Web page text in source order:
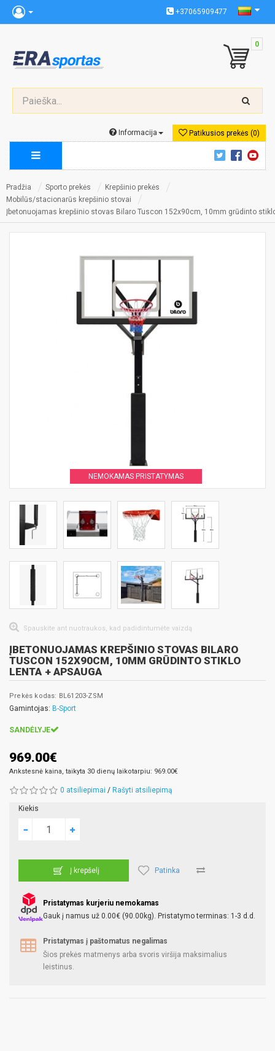
+37065909477
0
Patikusios prekės (0)
Informacija
Pradžia Sporto prekės
Krepšinio prekės
Mobilūs/stacionarūs krepšinio stovai
Įbetonuojamas krepšinio stovas Bilaro Tuscon 152x90cm, 10mm grūdinto
NEMOKAMAS PRISTATYMAS
Spauskite ant nuotraukos, kad padidintumėte vaizdą
ĮBETONUOJAMAS KREPŠINIO STOVAS BILARO
TUSCON 152X90CM, 10MM GRŪDINTO STIKLO
LENTA + APSAUGA
Prekės kodas: BL61203-ZSM
Gamintojas: B-Sport
SANDĖLYJE
969.00€
Ankstesnė kaina, taikyta 30 dienų laikotarpiu: 969.00€
0 atsiliepimai / Rašyti atsiliepimą
Kiekis
Į krepšelį Patinka
Pristatymas kurjeriu nemokamas
Gauk į namus už 0.00€ (90.00kg). Pristatymo terminas: 1-3 d.d.
Pristatymas į paštomatus negalimas
Šios prekės matmenys arba svoris viršija maksimalius
leistinus.